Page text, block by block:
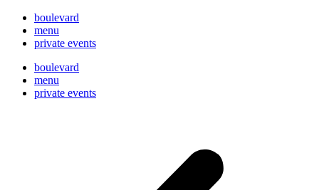
boulevard
menu
private events
boulevard
menu
private events